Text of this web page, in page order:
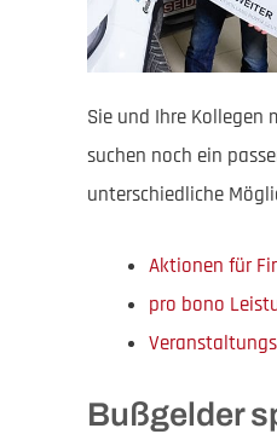
Sie und Ihre Kollegen
suchen noch ein
unterschiedliche
Aktionen für
pro bono
Bußgelder